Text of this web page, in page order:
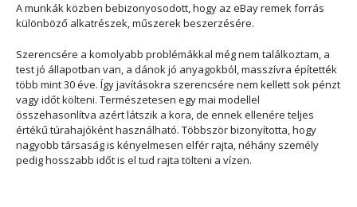
A munkák közben bebizonyosodott, hogy az eBay remek forrás
különböző alkatrészek, műszerek beszerzésére.
Szerencsére a komolyabb problémákkal még nem találkoztam, a
test jó állapotban van, a dánok jó anyagokból, masszívra építették
több mint 30 éve. Így javításokra szerencsére nem kellett sok pénzt
vagy időt költeni. Természetesen egy mai modellel
összehasonlítva azért látszik a kora, de ennek ellenére teljes
értékű túrahajóként használható. Többször bizonyította, hogy
nagyobb társaság is kényelmesen elfér rajta, néhány személy
pedig hosszabb időt is el tud rajta tölteni a vízen.